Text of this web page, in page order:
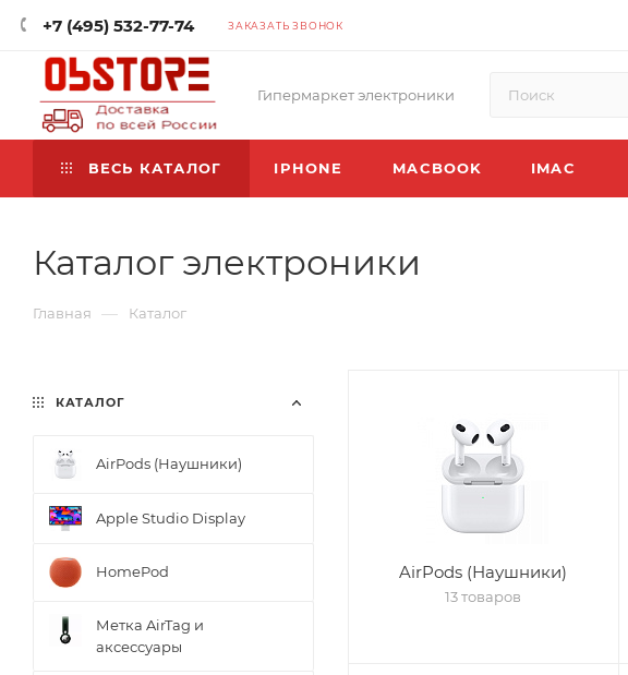
+7 (495) 532-77-74 ЗАКАЗАТЬ ЗВОНОК
Гипермаркет электроники
ВЕСЬ КАТАЛОГ IPHONE MACBOOK IMAC
Каталог электроники
Главная — Каталог
AirPods (Наушники)
13 товаров
КАТАЛОГ
AirPods (Наушники)
Apple Studio Display
HomePod
Метка AirTag и
аксессуары